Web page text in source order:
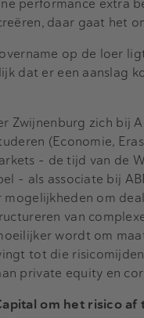
performance extra
daar gaat het
op de loer
dat er een aanslag
Zwijnenburg zich bij
(Economie,
– de tijd van de
– als associate bij
om
van
wordt om
tot die
private equity en
om het risico af